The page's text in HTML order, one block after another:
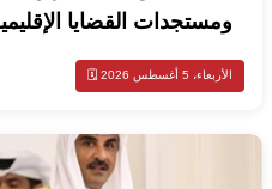
ومستجدات القضايا
الأربعاء، 5 أغسطس 2026 🗓️